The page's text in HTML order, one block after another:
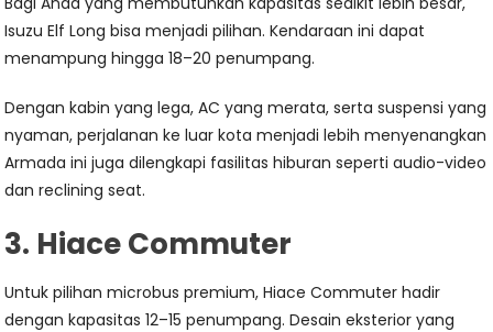
Isuzu Elf Long bisa menjadi pilihan. Kendaraan ini dapat
menampung hingga 18–20 penumpang.
Dengan kabin yang lega, AC yang merata, serta suspensi yang
nyaman, perjalanan ke luar kota menjadi lebih menyenangkan
Armada ini juga dilengkapi fasilitas hiburan seperti audio-video
dan reclining seat.
3. Hiace Commuter
Untuk pilihan microbus premium, Hiace Commuter hadir
dengan kapasitas 12–15 penumpang. Desain eksterior yang